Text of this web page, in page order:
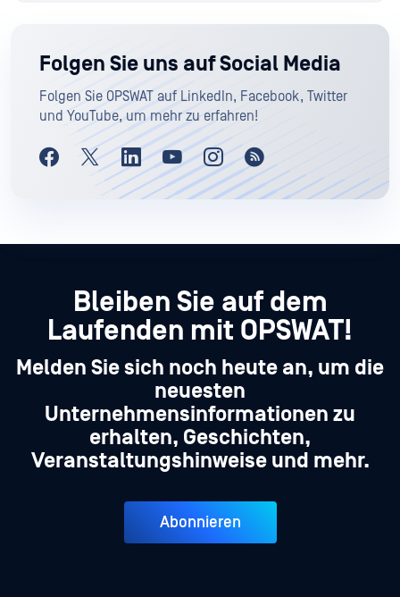
Folgen Sie uns auf Social Media
Folgen Sie OPSWAT auf LinkedIn, Facebook, Twitter
und YouTube, um mehr zu erfahren!
Bleiben Sie auf dem
Laufenden mit OPSWAT!
Melden Sie sich noch heute an, um die
neuesten
Unternehmensinformationen zu
erhalten, Geschichten,
Veranstaltungshinweise und mehr.
Abonnieren